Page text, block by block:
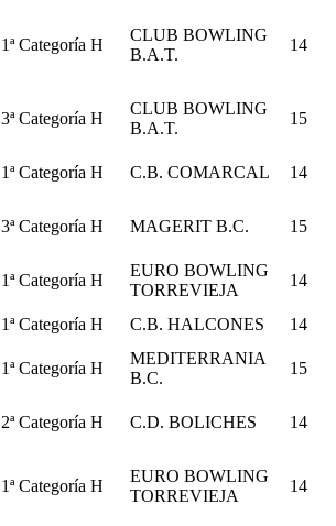
1ª Categoría H
CLUB BOWLING
B.A.T.
14
3ª Categoría H
CLUB BOWLING
B.A.T.
15
1ª Categoría H C.B. COMARCAL
14
3ª Categoría H MAGERIT B.C. 15
1ª Categoría H
EURO BOWLING
TORREVIEJA
14
1ª Categoría H C.B. HALCONES
14
1ª Categoría H
MEDITERRANIA
B.C.
15
2ª Categoría H C.D. BOLICHES 14
1ª Categoría H
EURO BOWLING
TORREVIEJA
14